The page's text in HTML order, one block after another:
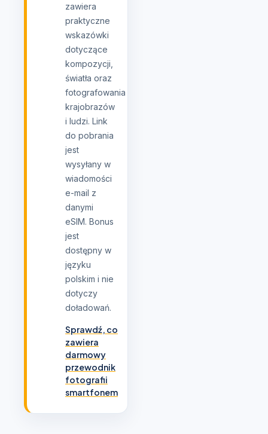
zawiera
praktyczne
wskazówki
dotyczące
kompozycji,
światła oraz
fotografowania
krajobrazów
i ludzi. Link
do pobrania
jest
wysyłany w
wiadomości
e-mail z
danymi
eSIM. Bonus
jest
dostępny w
języku
polskim i nie
dotyczy
doładowań.
Sprawdź, co
zawiera
darmowy
przewodnik
fotografii
smartfonem